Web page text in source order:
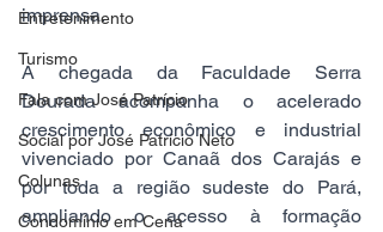
Entretenimento
Turismo
Fala com José Patrício
Social por José Patrício Neto
Colunas
Condomínio em Cena
imprensa.
A chegada da Faculdade Serra
Dourada acompanha o acelerado
crescimento econômico e industrial
vivenciado por Canaã dos Carajás e
por toda a região sudeste do Pará,
ampliando o acesso à formação